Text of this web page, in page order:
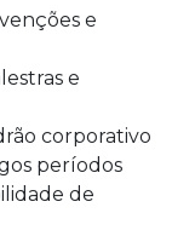
e
e
corporativo
períodos
de